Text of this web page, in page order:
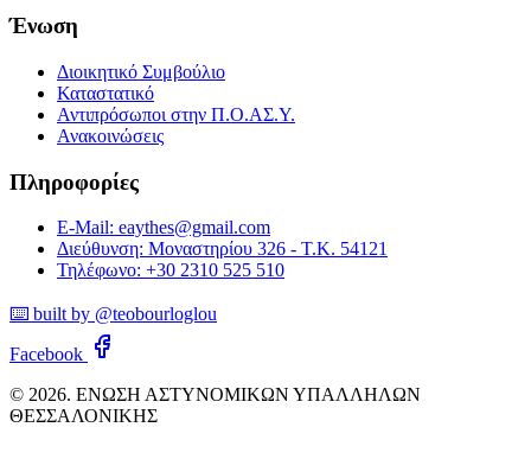
Ένωση
Διοικητικό Συμβούλιο
Καταστατικό
Αντιπρόσωποι στην Π.Ο.ΑΣ.Υ.
Ανακοινώσεις
Πληροφορίες
E-Mail: eaythes@gmail.com
Διεύθυνση: Μοναστηρίου 326 - Τ.Κ. 54121
Τηλέφωνο: +30 2310 525 510
⌨️ built by @teobourloglou
Facebook
© 2026. ΕΝΩΣΗ ΑΣΤΥΝΟΜΙΚΩΝ ΥΠΑΛΛΗΛΩΝ
ΘΕΣΣΑΛΟΝΙΚΗΣ